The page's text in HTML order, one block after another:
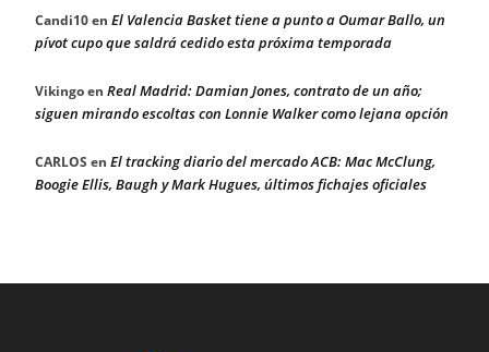
Candi10en El Valencia Basket tiene a punto a Oumar Ballo, un
pívot cupo que saldrá cedido esta próxima temporada
Vikingoen Real Madrid: Damian Jones, contrato de un año;
siguen mirando escoltas con Lonnie Walker como lejana opción
CARLOS en El tracking diario del mercado ACB: Mac McClung,
Boogie Ellis, Baugh y Mark Hugues, últimos fichajes oficiales